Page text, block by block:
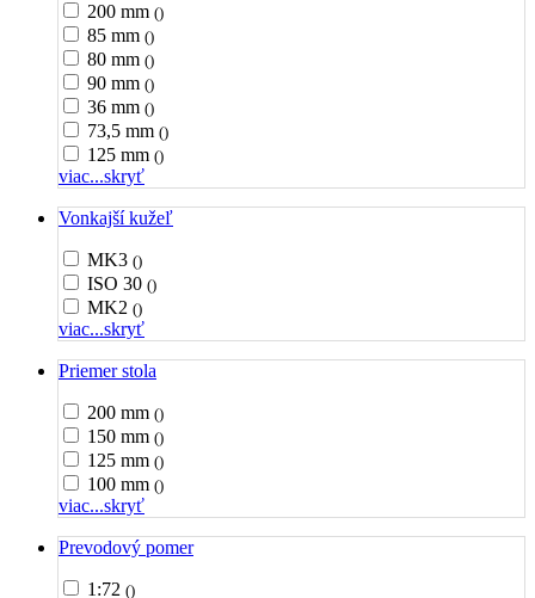
200 mm ()
85 mm ()
80 mm ()
90 mm ()
36 mm ()
73,5 mm ()
125 mm ()
viac...skryť
Vonkajší kužeľ
MK3 ()
ISO 30 ()
MK2 ()
viac...skryť
Priemer stola
200 mm ()
150 mm ()
125 mm ()
100 mm ()
viac...skryť
Prevodový pomer
1:72 ()